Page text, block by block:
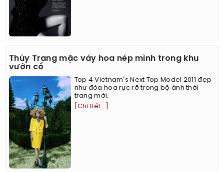
Thùy Trang mặc váy hoa nép mình trong khu
vườn cổ
Top 4 Vietnam's Next Top Model 2011 đẹp
như đóa hoa rực rỡ trong bộ ảnh thời
trang mới.
[Chi tiết...]